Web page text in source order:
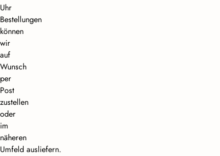
Uhr
Bestellungen
können
wir
auf
Wunsch
per
Post
zustellen
oder
im
näheren
Umfeld ausliefern.